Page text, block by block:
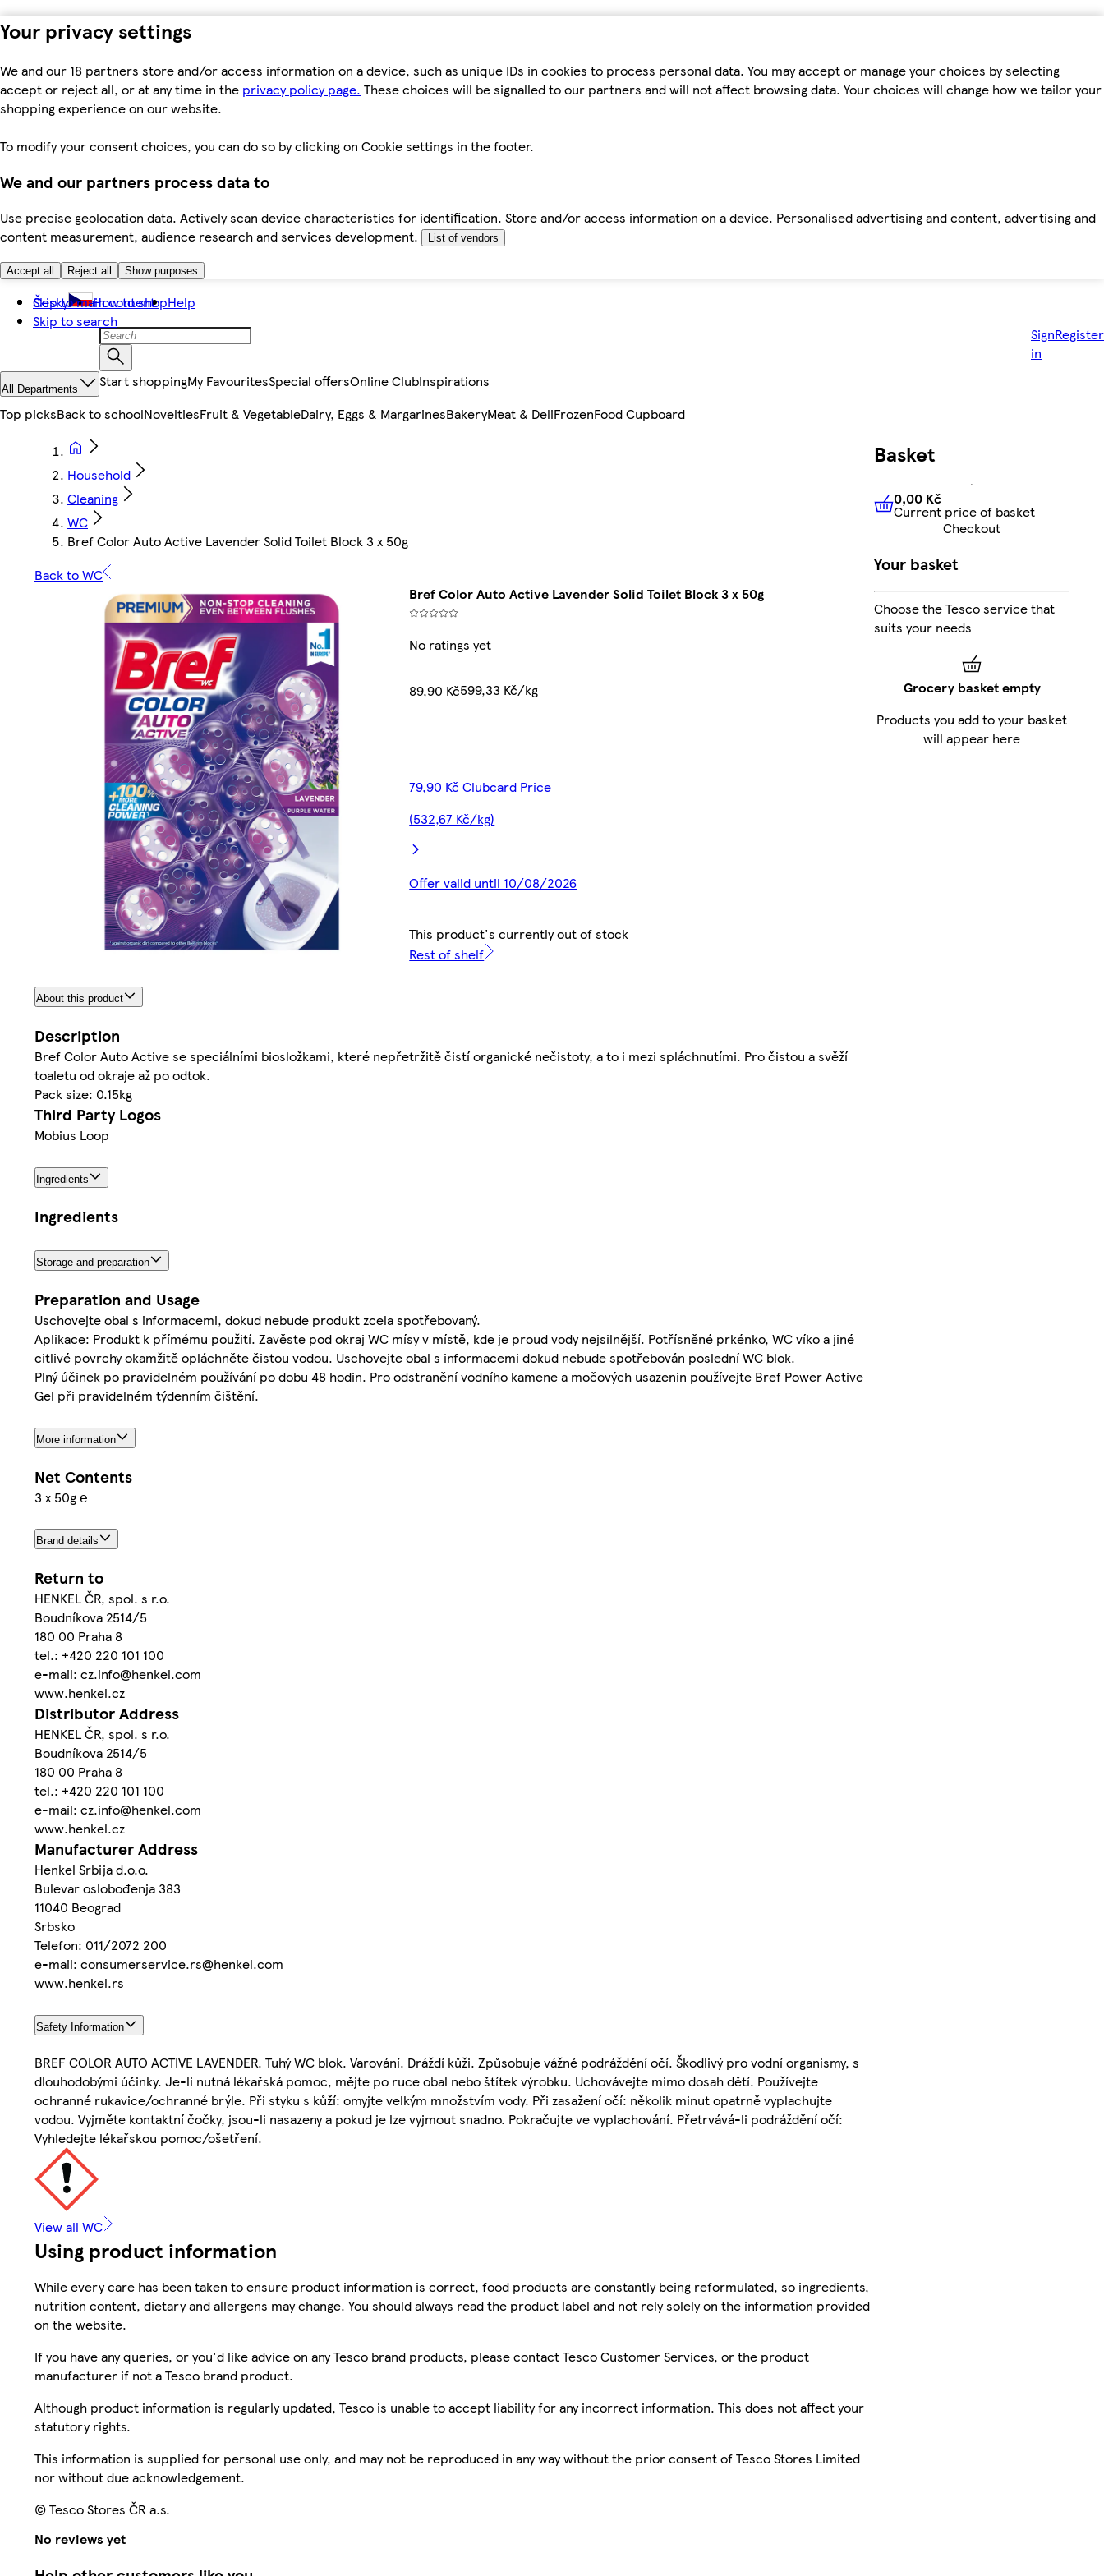
Your privacy settings
We and our 18 partners store and/or access information on a device, such as unique IDs in cookies to process personal data. You may accept or manage your choices by selecting
accept or reject all, or at any time in the privacy policy page. These choices will be signalled to our partners and will not affect browsing data. Your choices will change how we tailor your
shopping experience on our website.
To modify your consent choices, you can do so by clicking on Cookie settings in the footer.
We and our partners process data to
Use precise geolocation data. Actively scan device characteristics for identification. Store and/or access information on a device. Personalised advertising and content, advertising and
content measurement, audience research and services development.
List of vendors
Accept all Reject all Show purposes
Skip to main content
Skip to search
Česky How to shopHelp
Sign
in
Register
All Departments Start shoppingMy FavouritesSpecial offersOnline ClubInspirations
Top picksBack to schoolNoveltiesFruit & VegetableDairy, Eggs & MargarinesBakeryMeat & DeliFrozenFood Cupboard
Household
Cleaning
WC
Bref Color Auto Active Lavender Solid Toilet Block 3 x 50g
Back to WC
Bref Color Auto Active Lavender Solid Toilet Block 3 x 50g
No ratings yet
89,90 Kč599,33 Kč/kg
79,90 Kč Clubcard Price
(532,67 Kč/kg)
Offer valid until 10/08/2026
This product's currently out of stock
Rest of shelf
About this product
Description
Bref Color Auto Active se speciálními biosložkami, které nepřetržitě čistí organické nečistoty, a to i mezi spláchnutími. Pro čistou a svěží
toaletu od okraje až po odtok.
Pack size: 0.15kg
Third Party Logos
Mobius Loop
Ingredients
Ingredients
Storage and preparation
Preparation and Usage
Uschovejte obal s informacemi, dokud nebude produkt zcela spotřebovaný.
Aplikace: Produkt k přímému použití. Zavěste pod okraj WC mísy v místě, kde je proud vody nejsilnější. Potřísněné prkénko, WC víko a jiné
citlivé povrchy okamžitě opláchněte čistou vodou. Uschovejte obal s informacemi dokud nebude spotřebován poslední WC blok.
Plný účinek po pravidelném používání po dobu 48 hodin. Pro odstranění vodního kamene a močových usazenin používejte Bref Power Active
Gel při pravidelném týdenním čištění.
More information
Net Contents
3 x 50g ℮
Brand details
Return to
HENKEL ČR, spol. s r.o.
Boudníkova 2514/5
180 00 Praha 8
tel.: +420 220 101 100
e-mail: cz.info@henkel.com
www.henkel.cz
Distributor Address
HENKEL ČR, spol. s r.o.
Boudníkova 2514/5
180 00 Praha 8
tel.: +420 220 101 100
e-mail: cz.info@henkel.com
www.henkel.cz
Manufacturer Address
Henkel Srbija d.o.o.
Bulevar oslobođenja 383
11040 Beograd
Srbsko
Telefon: 011/2072 200
e-mail: consumerservice.rs@henkel.com
www.henkel.rs
Safety Information
BREF COLOR AUTO ACTIVE LAVENDER. Tuhý WC blok. Varování. Dráždí kůži. Způsobuje vážné podráždění očí. Škodlivý pro vodní organismy, s
dlouhodobými účinky. Je-li nutná lékařská pomoc, mějte po ruce obal nebo štítek výrobku. Uchovávejte mimo dosah dětí. Používejte
ochranné rukavice/ochranné brýle. Při styku s kůží: omyjte velkým množstvím vody. Při zasažení očí: několik minut opatrně vyplachujte
vodou. Vyjměte kontaktní čočky, jsou-li nasazeny a pokud je lze vyjmout snadno. Pokračujte ve vyplachování. Přetrvává-li podráždění očí:
Vyhledejte lékařskou pomoc/ošetření.
View all WC
Using product information
While every care has been taken to ensure product information is correct, food products are constantly being reformulated, so ingredients,
nutrition content, dietary and allergens may change. You should always read the product label and not rely solely on the information provided
on the website.
If you have any queries, or you'd like advice on any Tesco brand products, please contact Tesco Customer Services, or the product
manufacturer if not a Tesco brand product.
Although product information is regularly updated, Tesco is unable to accept liability for any incorrect information. This does not affect your
statutory rights.
This information is supplied for personal use only, and may not be reproduced in any way without the prior consent of Tesco Stores Limited
nor without due acknowledgement.
© Tesco Stores ČR a.s.
No reviews yet
Basket
0,00 KčCurrent price of
0,00 Kč
Current price of basket
Checkout
Your basket
Choose the Tesco service that
suits your needs
Grocery basket empty
Products you add to your basket
will appear here